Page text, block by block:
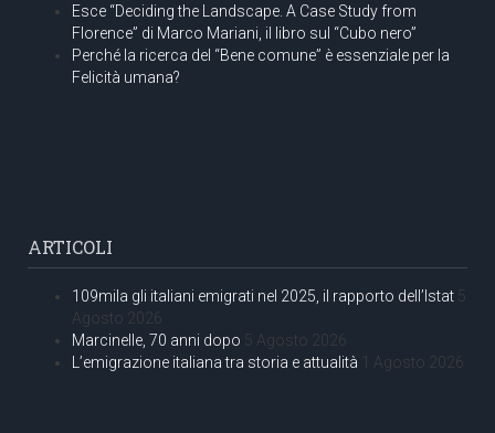
Esce “Deciding the Landscape. A Case Study from
Florence” di Marco Mariani, il libro sul “Cubo nero”
Perché la ricerca del “Bene comune” è essenziale per la
Felicità umana?
ARTICOLI
109mila gli italiani emigrati nel 2025, il rapporto dell’Istat 5
Agosto 2026
Marcinelle, 70 anni dopo 5 Agosto 2026
L’emigrazione italiana tra storia e attualità 1 Agosto 2026